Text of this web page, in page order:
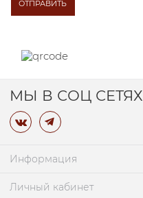
МЫ В СОЦ СЕТЯХ
Информация
Личный кабинет